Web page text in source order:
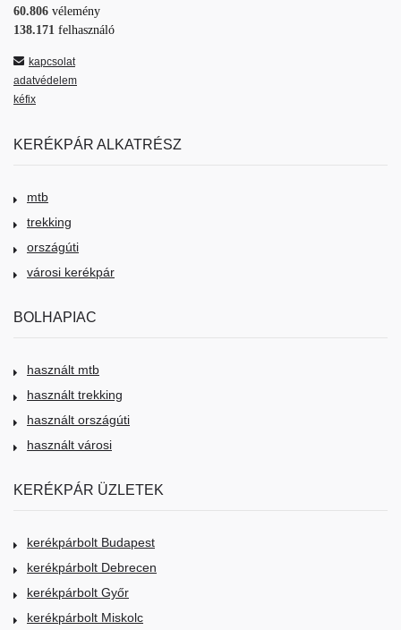
60.806 vélemény
138.171 felhasználó
kapcsolat
adatvédelem
kéfix
KERÉKPÁR ALKATRÉSZ
mtb
trekking
országúti
városi kerékpár
BOLHAPIAC
használt mtb
használt trekking
használt országúti
használt városi
KERÉKPÁR ÜZLETEK
kerékpárbolt Budapest
kerékpárbolt Debrecen
kerékpárbolt Győr
kerékpárbolt Miskolc